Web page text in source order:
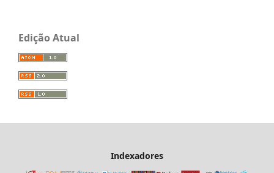
Edição Atual
Indexadores